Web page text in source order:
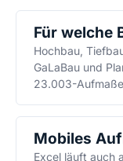
Für welche
Hochbau,
GaLaBau und
23.003-
Mobiles
Excel läuft auch